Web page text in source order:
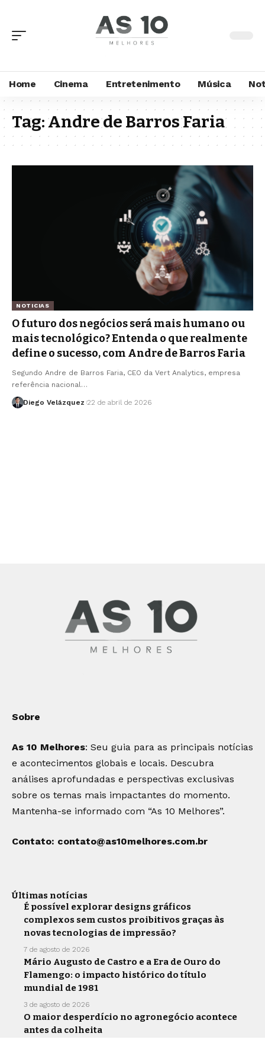
Home Cinema Entretenimento Música
Tag:Andre de Barros Faria
NOTICIAS
O futuro dos negócios será mais humano ou
mais tecnológico? Entenda o que realmente
define o sucesso, com Andre de Barros Faria
Segundo Andre de Barros Faria, CEO da Vert Analytics, empresa
referência nacional…
Diego Velázquez 22 de abril de 2026
Sobre
As 10 Melhores: Seu guia para as principais notícias
e acontecimentos globais e locais. Descubra
análises aprofundadas e perspectivas exclusivas
sobre os temas mais impactantes do momento.
Mantenha-se informado com “As 10 Melhores”.
Contato: contato@as10melhores.com.br
Últimas notícias
É possível explorar designs gráficos
complexos sem custos proibitivos graças às
novas tecnologias de impressão?
7 de agosto de 2026
Mário Augusto de Castro e a Era de Ouro do
Flamengo: o impacto histórico do título
mundial de 1981
3 de agosto de 2026
O maior desperdício no agronegócio acontece
antes da colheita